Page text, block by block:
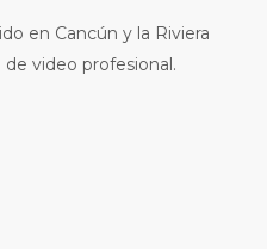
en Cancún y la Riviera
video profesional.